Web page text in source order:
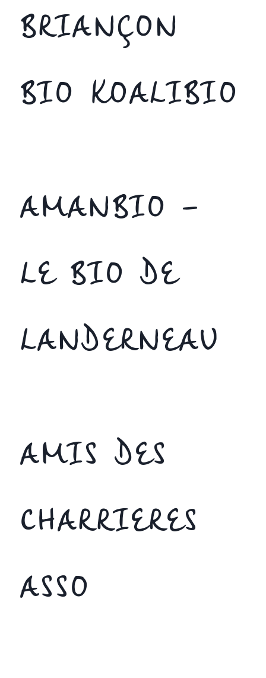
BRIANÇON
BIO KOALIBIO
AMANBIO –
LE BIO DE
LANDERNEAU
AMIS DES
CHARRIERES
ASSO